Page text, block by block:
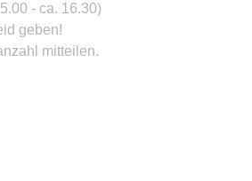
- ca. 16.30)
geben!
mitteilen.